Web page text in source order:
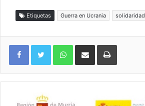
Etiquetas Guerra en Ucrania solidaridad
WhatsAppCompartir por correo electrónicoImprimir